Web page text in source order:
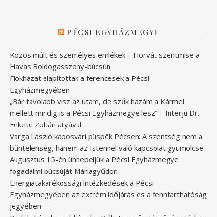
PÉCSI EGYHÁZMEGYE
Közös múlt és személyes emlékek – Horvát szentmise a
Havas Boldogasszony-búcsún
Fiókházat alapítottak a ferencesek a Pécsi
Egyházmegyében
„Bár távolabb visz az utam, de szűk hazám a Kármel
mellett mindig is a Pécsi Egyházmegye lesz” – Interjú Dr.
Fekete Zoltán atyával
Varga László kaposvári püspök Pécsen: A szentség nem a
bűntelenség, hanem az Istennel való kapcsolat gyümölcse
Augusztus 15-én ünnepeljük a Pécsi Egyházmegye
fogadalmi búcsúját Máriagyűdön
Energiatakarékossági intézkedések a Pécsi
Egyházmegyében az extrém időjárás és a fenntarthatóság
jegyében